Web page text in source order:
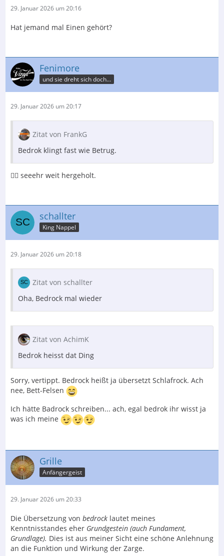
29. Januar 2026 um 20:16
Hat jemand mal Einen gehört?
Fenimore
und sie dreht sich doch…
29. Januar 2026 um 20:17
Zitat von FrankG
Bedrok klingt fast wie Betrug.
🤦‍♂️ seeehr weit hergeholt.
schallter
King Nappel
29. Januar 2026 um 20:18
Zitat von schallter
Oha, Bedrock mal wieder
Zitat von AchimK
Bedrok heisst dat Ding
Sorry, vertippt. Bedrock heißt ja übersetzt Schlafrock. Ach
nee, Bett-Felsen
Ich hätte Badrock schreiben... ach, egal bedrok ihr wisst ja
was ich meine
Grille
Anfängergeist
29. Januar 2026 um 20:33
Die Übersetzung von bedrock lautet meines
Kenntnisstandes eher Grundgestein (auch Fundament,
Grundlage). Dies ist aus meiner Sicht eine schöne Anlehnung
an die Funktion und Wirkung der Zarge.